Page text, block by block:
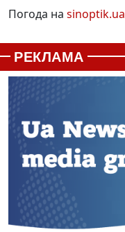
Погода на sinoptik.ua
РЕКЛАМА